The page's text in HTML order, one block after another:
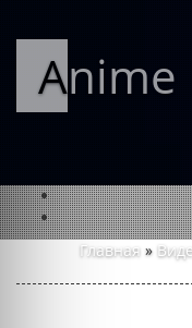
Главная »